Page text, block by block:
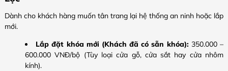
Dành cho khách hàng muốn tân trang lại hệ thống an ninh hoặc lắp
mới.
Lắp đặt khóa mới (Khách đã có sẵn khóa): 350.000 –
600.000 VNĐ/bộ (Tùy loại cửa gỗ, cửa sắt hay cửa nhôm
kính).